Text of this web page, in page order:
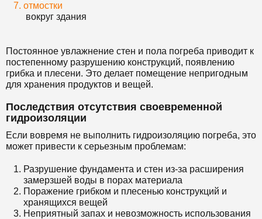
отмостки
вокруг здания
Постоянное увлажнение стен и пола погреба приводит к
постепенному разрушению конструкций, появлению
грибка и плесени. Это делает помещение непригодным
для хранения продуктов и вещей.
Последствия отсутствия своевременной
гидроизоляции
Если вовремя не выполнить гидроизоляцию погреба, это
может привести к серьезным проблемам:
Разрушение фундамента и стен из-за расширения
замерзшей воды в порах материала
Поражение грибком и плесенью конструкций и
хранящихся вещей
Неприятный запах и невозможность использования